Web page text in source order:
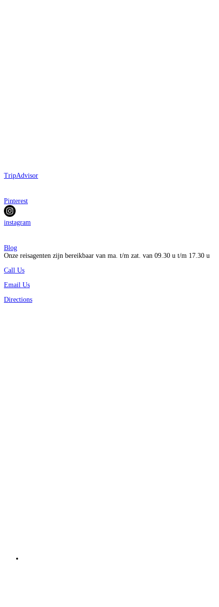
TripAdvisor
Pinterest
instagram
Blog
Onze reisagenten zijn bereikbaar van ma. t/m zat. van 09.30 u t/m 17.30 u
Call Us
Email Us
Directions